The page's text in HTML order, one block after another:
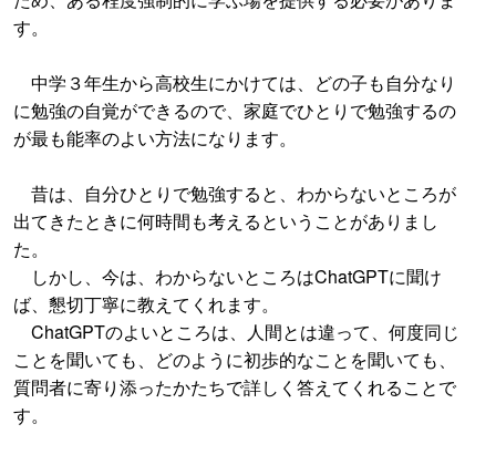
す。
中学３年生から高校生にかけては、どの子も自分なり
に勉強の自覚ができるので、家庭でひとりで勉強するの
が最も能率のよい方法になります。
昔は、自分ひとりで勉強すると、わからないところが
出てきたときに何時間も考えるということがありまし
た。
しかし、今は、わからないところはChatGPTに聞け
ば、懇切丁寧に教えてくれます。
ChatGPTのよいところは、人間とは違って、何度同じ
ことを聞いても、どのように初歩的なことを聞いても、
質問者に寄り添ったかたちで詳しく答えてくれることで
す。